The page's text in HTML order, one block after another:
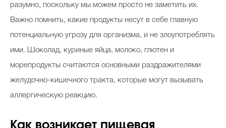
разумно, поскольку мы можем просто не заметить их.
Важно помнить, какие продукты несут в себе главную
потенциальную угрозу для организма, и не злоупотреблять
ими. Шоколад, куриные яйца, молоко, глютен и
морепродукты считаются основными раздражителями
желудочно-кишечного тракта, которые могут вызывать
аллергическую реакцию.
Как возникает пищевая